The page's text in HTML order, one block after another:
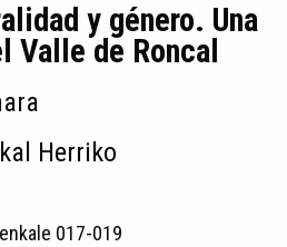
y género. Una
Valle de Roncal
Herriko
017-019